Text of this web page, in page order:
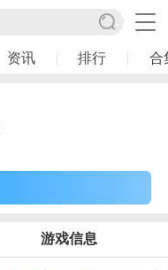
资讯 排行 合
游戏信息